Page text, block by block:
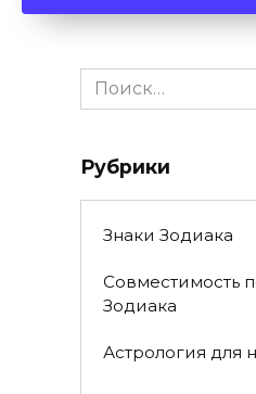
Search
for:
Рубрики
Знаки Зодиака
Совместимость
Зодиака
Астрология для